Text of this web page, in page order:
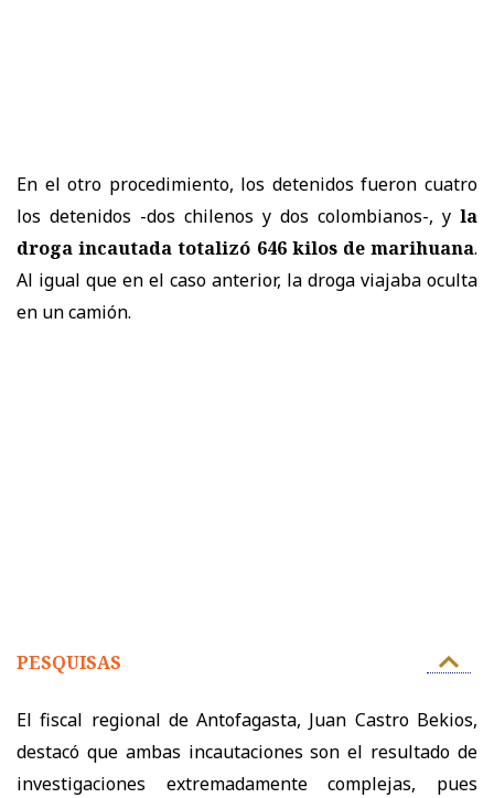
En el otro procedimiento, los detenidos fueron cuatro
los detenidos -dos chilenos y dos colombianos-, y la
droga incautada totalizó 646 kilos de marihuana.
Al igual que en el caso anterior, la droga viajaba oculta
en un camión.
PESQUISAS
El fiscal regional de Antofagasta, Juan Castro Bekios,
destacó que ambas incautaciones son el resultado de
investigaciones extremadamente complejas, pues